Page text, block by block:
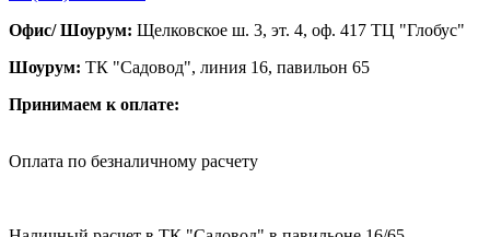
Офис/ Шоурум: Щелковское ш. 3, эт. 4, оф. 417 ТЦ "Глобус"
Шоурум: ТК "Садовод", линия 16, павильон 65
Принимаем к оплате:
Оплата по безналичному расчету